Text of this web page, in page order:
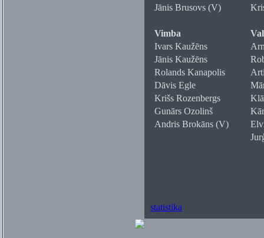
Jānis Brusovs (V)
Vimba
Ivars Kaužēns
Jānis Kaužēns
Rolands Kanapolis
Dāvis Egle
Krišs Rozenbergs
Gunārs Ozolinš
Andris Brokāns (V)
statistika